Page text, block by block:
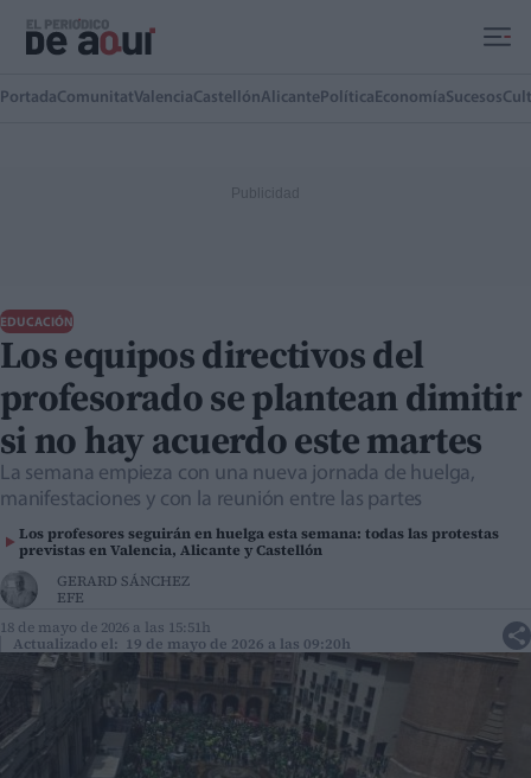
PortadaComunitatValenciaCastellónAlicante Política EconomíaSucesos
EDUCACIÓN
Los equipos directivos del
profesorado se plantean dimitir
si no hay acuerdo este martes
La semana empieza con una nueva jornada de huelga,
manifestaciones y con la reunión entre las partes
Los profesores seguirán en huelga esta semana: todas las protestas
previstas en Valencia, Alicante y Castellón
GERARD SÁNCHEZ
EFE
18 de mayo de 2026 a las 15:51h
Actualizado el: 19 de mayo de 2026 a las 09:20h